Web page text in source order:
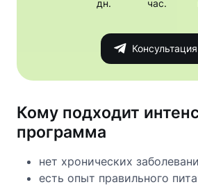
дн. час.
Консультация
Кому подходит
программа
нет хронических
есть опыт правильного